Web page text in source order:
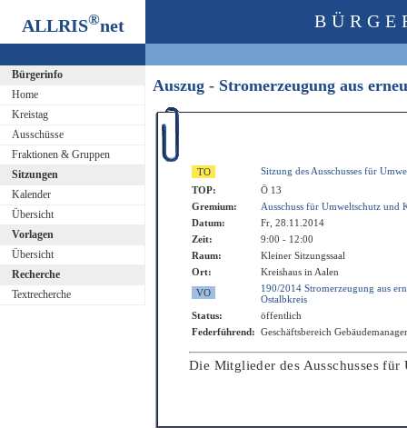
ALLRIS®net
Bürgerinfo
Home
Kreistag
Ausschüsse
Fraktionen & Gruppen
Sitzungen
Kalender
Übersicht
Vorlagen
Übersicht
Recherche
Textrecherche
Auszug - Stromerzeugung aus
Sitzung des Ausschusses für
TOP:
Ö 13
Gremium:
Ausschuss für Umweltschutz und
Datum:
Fr, 28.11.2014
Zeit:
9:00 - 12:00
Raum:
Kleiner Sitzungssaal
Ort:
Kreishaus in Aalen
190/2014 Stromerzeugung aus
Ostalbkreis
Status:
öffentlich
Federführend: Geschäftsbereich
Die Mitglieder des Ausschusses für